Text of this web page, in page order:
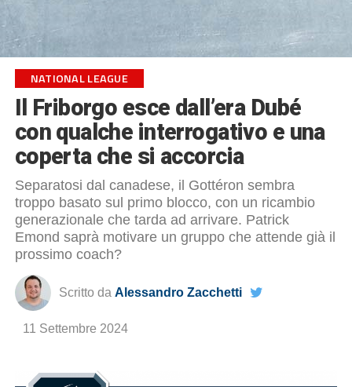
NATIONAL LEAGUE
Il Friborgo esce dall’era Dubé
con qualche interrogativo e una
coperta che si accorcia
Separatosi dal canadese, il Gottéron sembra
troppo basato sul primo blocco, con un ricambio
generazionale che tarda ad arrivare. Patrick
Emond saprà motivare un gruppo che attende già il
prossimo coach?
Scritto da Alessandro Zacchetti
11 Settembre 2024